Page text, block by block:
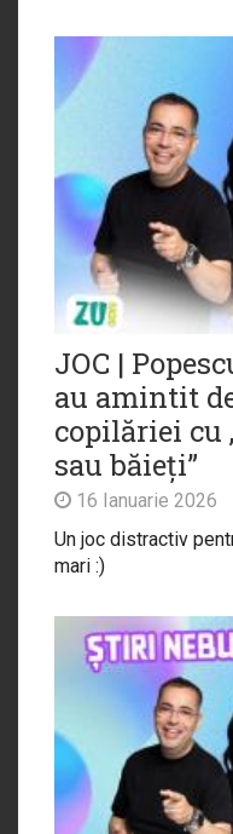
JOC |
au amintit
copilăriei cu
sau băieți”
16 Ianuarie 2026
Un joc distractiv
mari :)